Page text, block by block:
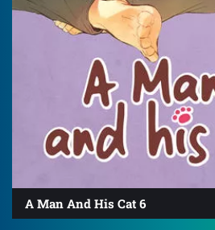
A Man And His Cat 6